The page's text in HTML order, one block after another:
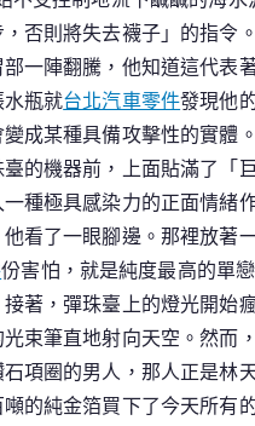
否則將失去襪子」的指
一陣翻騰，他知道這代
瓶就台北汽車零件發現他
成某種具備攻擊性的實
的機器前，上面貼滿了
種極具感染力的正面情
看了一眼腳邊。那裡放
份害怕，就是純度最高的單
著，彈珠臺上的燈光開
束筆直地射向天空。然
項圈的男人，那人正是
的純金箔買下了今天所有